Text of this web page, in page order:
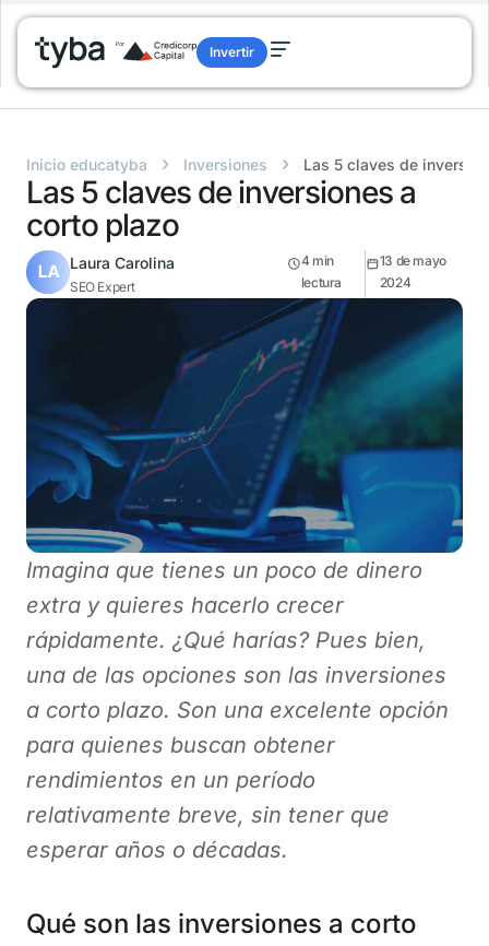
Invertir
Inicio educatyba › Inversiones › Las 5 claves de
Las 5 claves de inversiones a
corto plazo
Laura Carolina
SEO Expert
4 min
lectura
13 de mayo
2024
Imagina que tienes un poco de dinero
extra y quieres hacerlo crecer
rápidamente. ¿Qué harías? Pues bien,
una de las opciones son las inversiones
a corto plazo. Son una excelente opción
para quienes buscan obtener
rendimientos en un período
relativamente breve, sin tener que
esperar años o décadas.
Qué son las inversiones a corto